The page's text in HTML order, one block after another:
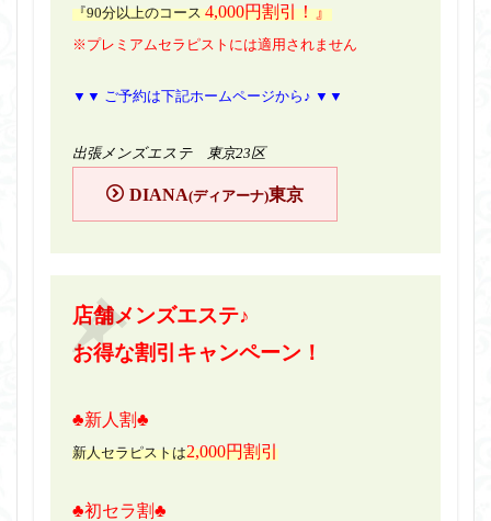
『90分以上のコース4,000円割引！』
※プレミアムセラピストには適用されません
▼▼ ご予約は下記ホームページから♪ ▼▼
出張メンズエステ 東京23区
DIANA(ディアーナ)東京
店舗メンズエステ♪
お得な割引キャンペーン！
♣新人割♣
新人セラピストは2,000円割引
♣初セラ割♣